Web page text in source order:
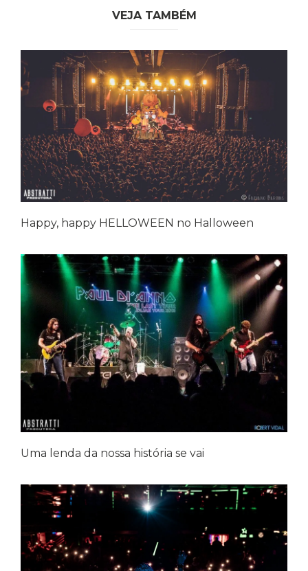
VEJA TAMBÉM
Happy, happy HELLOWEEN no Halloween
Uma lenda da nossa história se vai